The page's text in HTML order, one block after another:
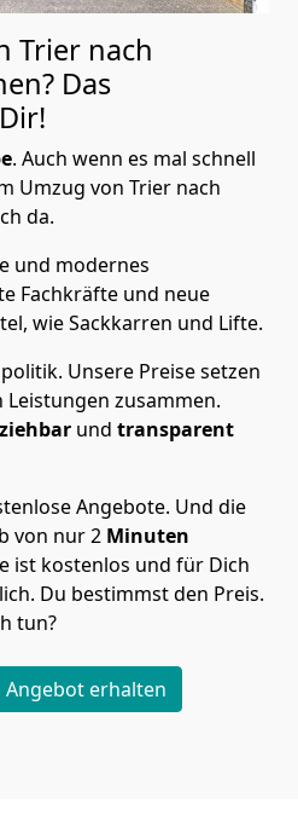
Trier nach
Das
. Auch wenn es mal schnell
Umzug von Trier nach
da.
und modernes
Fachkräfte und neue
wie Sackkarren und Lifte.
Unsere Preise setzen
zusammen.
und transparent
Angebote. Und die
von nur2 Minuten
ist kostenlos und für Dich
Du bestimmst den Preis.
tun?
Angebot erhalten